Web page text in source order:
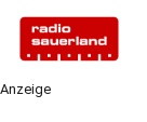
Anzeige